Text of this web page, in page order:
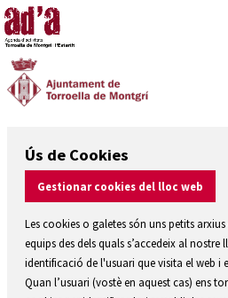
Ús de Cookies
Gestionar cookies del lloc web
Les cookies o galetes són uns petits arxius
equips des dels quals s’accedeix al
identificació de l'usuari que visita el web i
Quan l’usuari (vostè en aquest cas) ens